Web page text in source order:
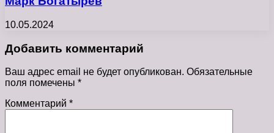
10.05.2024
Добавить комментарий
Ваш адрес email не будет опубликован. Обязательные
поля помечены *
Комментарий *